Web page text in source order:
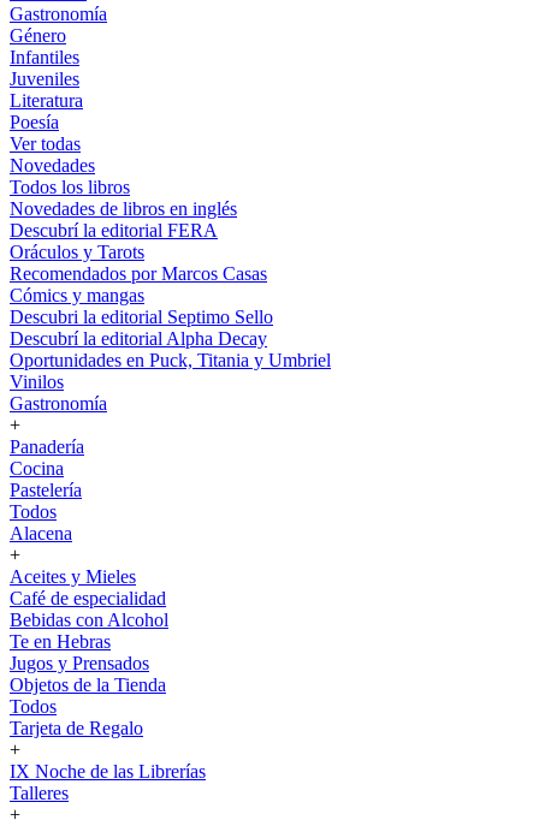
Gastronomía
Género
Infantiles
Juveniles
Literatura
Poesía
Ver todas
Novedades
Todos los libros
Novedades de libros en inglés
Descubrí la editorial FERA
Oráculos y Tarots
Recomendados por Marcos Casas
Cómics y mangas
Descubri la editorial Septimo Sello
Descubrí la editorial Alpha Decay
Oportunidades en Puck, Titania y Umbriel
Vinilos
Gastronomía
+
Panadería
Cocina
Pastelería
Todos
Alacena
+
Aceites y Mieles
Café de especialidad
Bebidas con Alcohol
Te en Hebras
Jugos y Prensados
Objetos de la Tienda
Todos
Tarjeta de Regalo
+
IX Noche de las Librerías
Talleres
+